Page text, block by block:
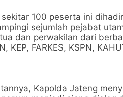
100 peserta ini
sejumlah pejabat
dan perwakilan dari
KEP, FARKES, KSPN,
Kapolda Jateng